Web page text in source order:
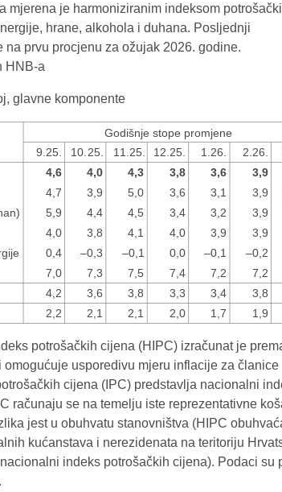
mjerena je harmoniziranim indeksom
hrane, alkohola i duhana. Posljednji
prvu procjenu za ožujak 2026. godine.
HNB-a
glavne komponente
potrošačkih cijena (HIPC) izračunat je
omogućuje usporedivu mjeru inflacije za članice
cijena (IPC) predstavlja nacionalni
računaju se na temelju iste reprezentativne
jest u obuhvatu stanovništva (HIPC
kućanstava i nerezidenata na teritoriju
indeks potrošačkih cijena). Podaci su